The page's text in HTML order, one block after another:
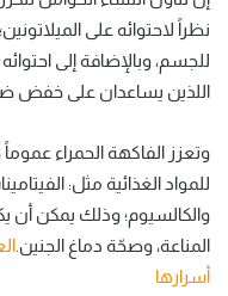
نظراً لاحتوائه على
للجسم، وبالإضافة إلى
اللذين يساعدان على خفض
وتعزز الفاكهة الحمراء
للمواد الغذائية مثل:
والكالسيوم؛ وذلك يمكن
المناعة، وصحّة دماغ الجنين.
أسرارها